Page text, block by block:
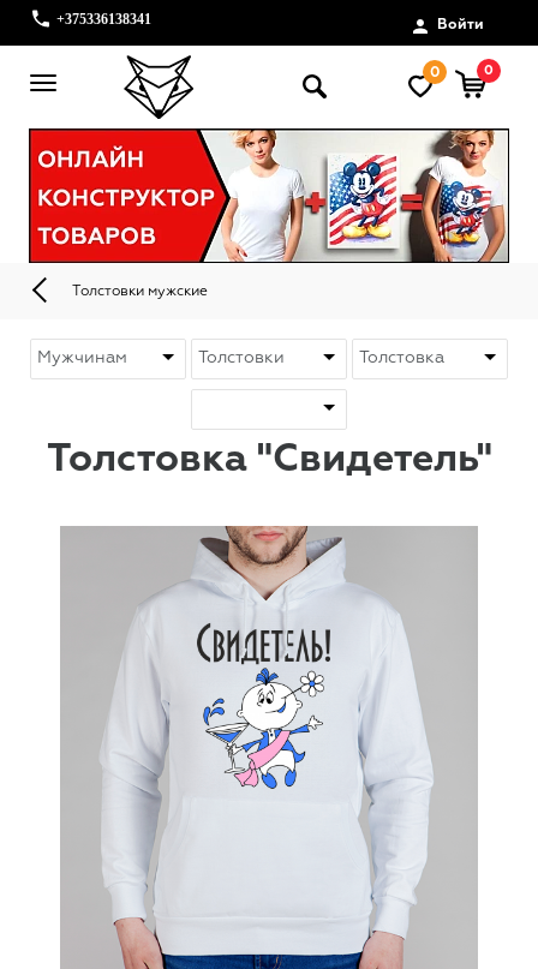
+375336138341 Войти
0 0
Толстовки мужские
Толстовка "Свидетель"